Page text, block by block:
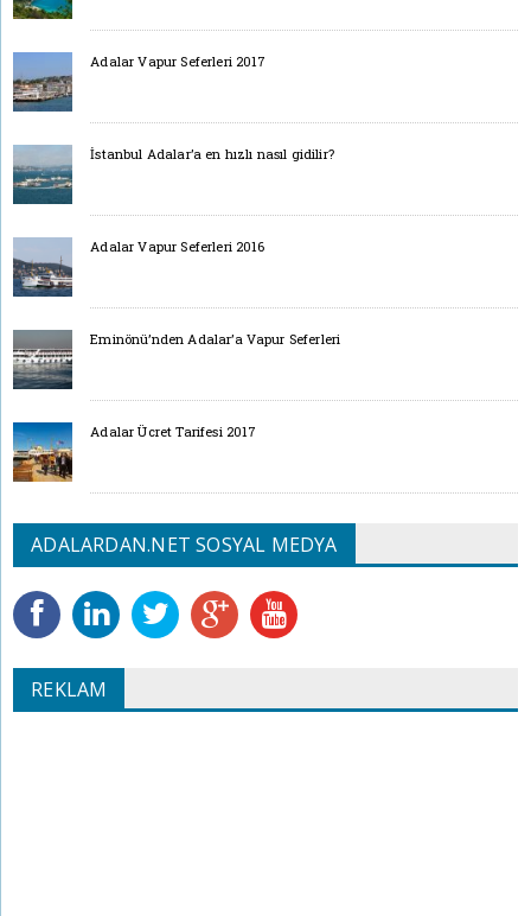
Adalar Vapur Seferleri 2017
İstanbul Adalar’a en hızlı nasıl gidilir?
Adalar Vapur Seferleri 2016
Eminönü’nden Adalar’a Vapur Seferleri
Adalar Ücret Tarifesi 2017
ADALARDAN.NET SOSYAL MEDYA
REKLAM